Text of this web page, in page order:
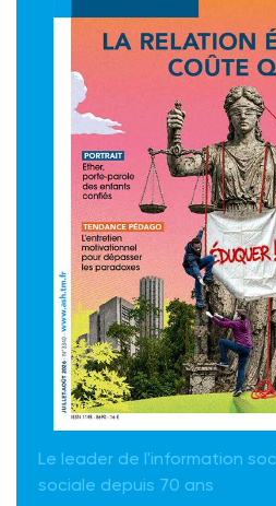
Le leader de l'information
sociale depuis 70 ans